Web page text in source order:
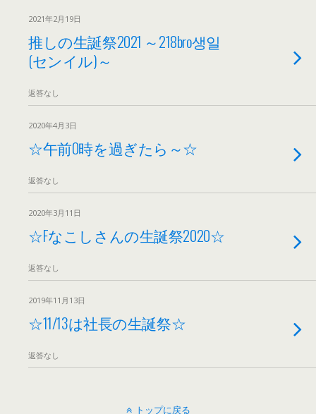
2021年2月19日
推しの生誕祭2021 ～218bro생일
(センイル)～
返答なし
2020年4月3日
☆午前0時を過ぎたら～☆
返答なし
2020年3月11日
☆Fなこしさんの生誕祭2020☆
返答なし
2019年11月13日
☆11/13は社長の生誕祭☆
返答なし
トップに戻る